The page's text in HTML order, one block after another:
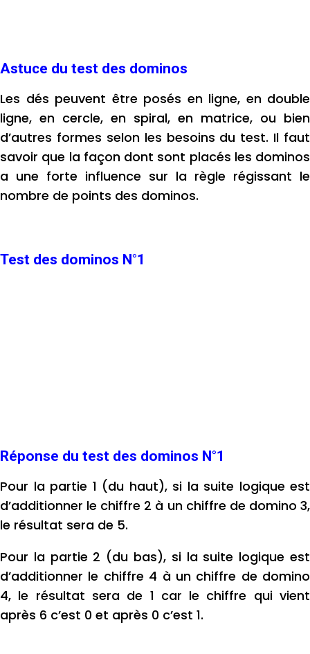
Astuce du test des dominos
Les dés peuvent être posés en ligne, en double
ligne, en cercle, en spiral, en matrice, ou bien
d’autres formes selon les besoins du test. Il faut
savoir que la façon dont sont placés les dominos
a une forte influence sur la règle régissant le
nombre de points des dominos.
Test des dominos N°1
Réponse du test des dominos N°1
Pour la partie 1 (du haut), si la suite logique est
d’additionner le chiffre 2 à un chiffre de domino 3,
le résultat sera de 5.
Pour la partie 2 (du bas), si la suite logique est
d’additionner le chiffre 4 à un chiffre de domino
4, le résultat sera de 1 car le chiffre qui vient
après 6 c’est 0 et après 0 c’est 1.